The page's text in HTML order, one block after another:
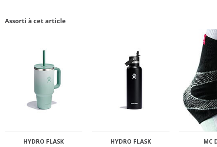
Assorti à cet article